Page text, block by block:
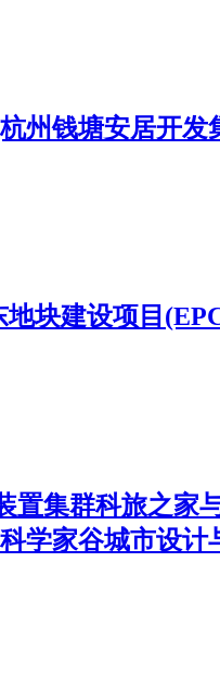
州钱塘安居开发
块建设项目
置集群科旅之家
学家谷城市设